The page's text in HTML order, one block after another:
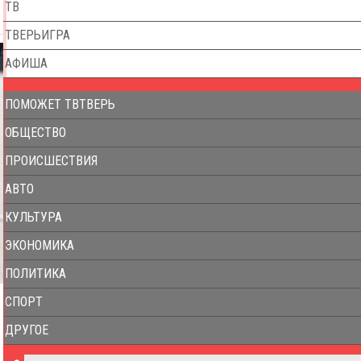
ТВ
ТВЕРЬИГРА
АФИША
ПОМОЖЕТ ТВТВЕРЬ
ОБЩЕСТВО
ПРОИСШЕСТВИЯ
АВТО
КУЛЬТУРА
ЭКОНОМИКА
ПОЛИТИКА
СПОРТ
ДРУГОЕ